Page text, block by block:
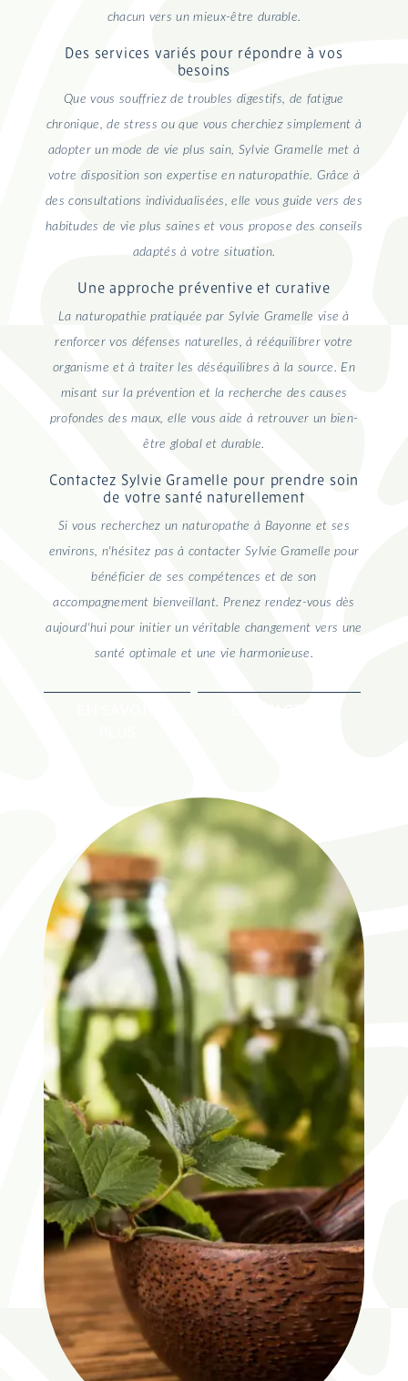
chacun vers un mieux-être durable.
Des services variés pour répondre à vos
besoins
Que vous souffriez de troubles digestifs, de fatigue
chronique, de stress ou que vous cherchiez simplement à
adopter un mode de vie plus sain, Sylvie Gramelle met à
votre disposition son expertise en naturopathie. Grâce à
des consultations individualisées, elle vous guide vers des
habitudes de vie plus saines et vous propose des conseils
adaptés à votre situation.
Une approche préventive et curative
La naturopathie pratiquée par Sylvie Gramelle vise à
renforcer vos défenses naturelles, à rééquilibrer votre
organisme et à traiter les déséquilibres à la source. En
misant sur la prévention et la recherche des causes
profondes des maux, elle vous aide à retrouver un bien-
être global et durable.
Contactez Sylvie Gramelle pour prendre soin
de votre santé naturellement
Si vous recherchez un naturopathe à Bayonne et ses
environs, n'hésitez pas à contacter Sylvie Gramelle pour
bénéficier de ses compétences et de son
accompagnement bienveillant. Prenez rendez-vous dès
aujourd'hui pour initier un véritable changement vers une
santé optimale et une vie harmonieuse.